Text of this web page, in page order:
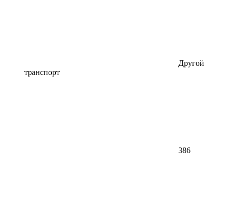
Другой
транспорт
386